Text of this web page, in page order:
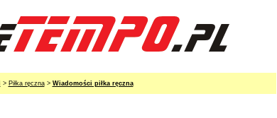
> Piłka ręczna> Wiadomości piłka ręczna